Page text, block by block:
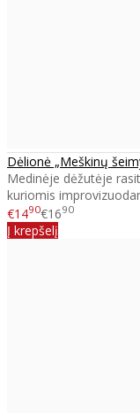
Dėlionė „Meškinų
Medinėje dėžutėje
kuriomis
€1490€1690
Į krepšelį